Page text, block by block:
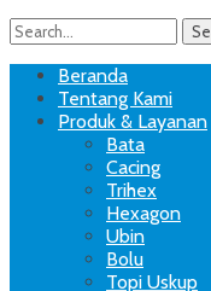
Search
for:
Primary
Menu
Skip
content
Beranda
Tentang Kami
Produk & Layanan
Bata
Cacing
Trihex
Hexagon
Ubin
Bolu
Topi Uskup